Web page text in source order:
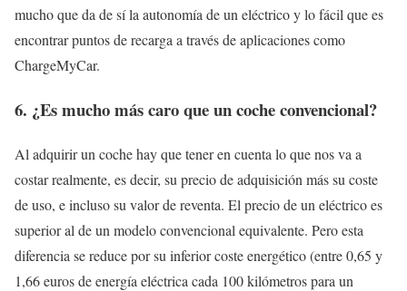
mucho que da de sí la autonomía de un eléctrico y lo fácil que es
encontrar puntos de recarga a través de aplicaciones como
ChargeMyCar.
6. ¿Es mucho más caro que un coche convencional?
Al adquirir un coche hay que tener en cuenta lo que nos va a
costar realmente, es decir, su precio de adquisición más su coste
de uso, e incluso su valor de reventa. El precio de un eléctrico es
superior al de un modelo convencional equivalente. Pero esta
diferencia se reduce por su inferior coste energético (entre 0,65 y
1,66 euros de energía eléctrica cada 100 kilómetros para un